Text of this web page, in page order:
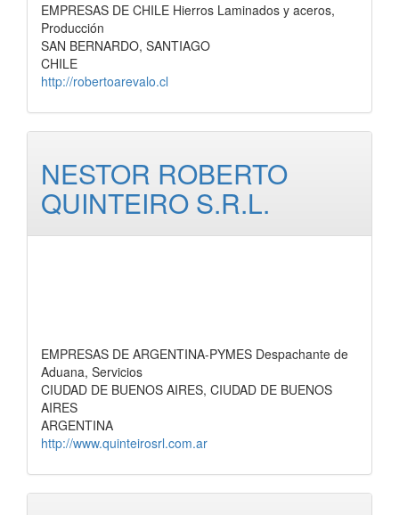
EMPRESAS DE CHILE Hierros Laminados y aceros,
Producción
SAN BERNARDO, SANTIAGO
CHILE
http://robertoarevalo.cl
NESTOR ROBERTO
QUINTEIRO S.R.L.
EMPRESAS DE ARGENTINA-PYMES Despachante de
Aduana, Servicios
CIUDAD DE BUENOS AIRES, CIUDAD DE BUENOS
AIRES
ARGENTINA
http://www.quinteirosrl.com.ar